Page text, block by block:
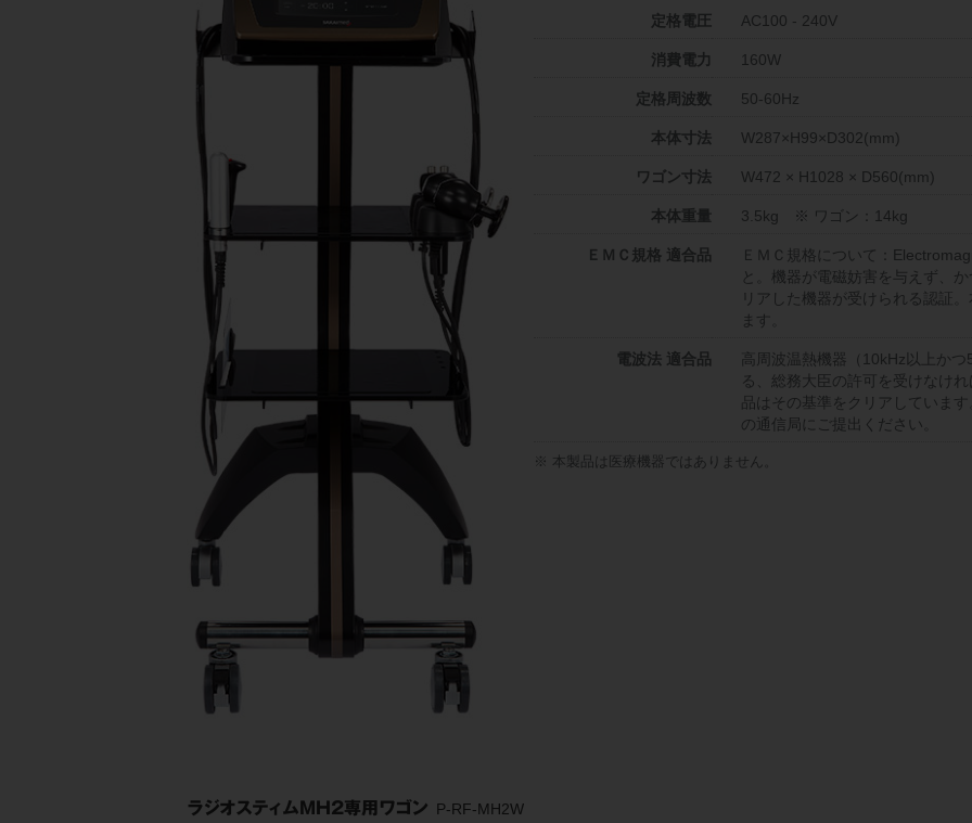
定格電圧 AC100 - 240V
消費電力 160W
定格周波数 50-60Hz
本体寸法 W287×H99×D302(mm)
ワゴン寸法 W472 × H1028 × D560(mm)
本体重量 3.5kg ※ ワゴン：14kg
ＥＭＣ規格 適合品
ＥＭＣ規格について：
と。機器が電磁妨害を与えず、
リアした機器が受けられる認証
ます。
電波法 適合品
高周波温熱機器（10kHz以上か
る、総務大臣の許可を受けなけ
品はその基準をクリアしていま
の通信局にご提出ください。
※ 本製品は医療機器ではありません。
ラジオスティムMH2専用ワゴン P-RF-MH2W